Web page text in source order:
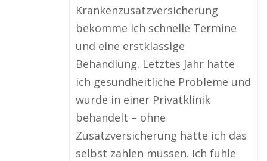
Krankenzusatzversicherung
bekomme ich schnelle Termine
und eine erstklassige
Behandlung. Letztes Jahr hatte
ich gesundheitliche Probleme und
wurde in einer Privatklinik
behandelt – ohne
Zusatzversicherung hätte ich das
selbst zahlen müssen. Ich fühle